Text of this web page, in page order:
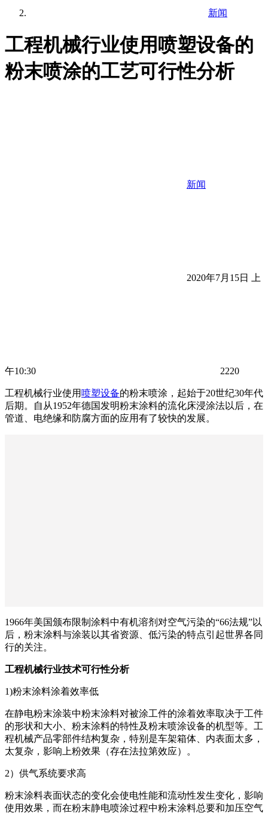
新闻
工程机械行业使用喷塑设备的
粉末喷涂的工艺可行性分析
新闻
2020年7月15日 上
午10:30 2220
工程机械行业使用 喷塑设备的粉末喷涂，起始于20世纪30年代
后期。自从1952年德国发明粉末涂料的流化床浸涂法以后，在
管道、电绝缘和防腐方面的应用有了较快的发展。
1966年美国颁布限制涂料中有机溶剂对空气污染的“66法规”以
后，粉末涂料与涂装以其省资源、低污染的特点引起世界各同
行的关注。
工程机械行业技术可行性分析
1)粉末涂料涂着效率低
在静电粉末涂装中粉末涂料对被涂工件的涂着效率取决于工件
的形状和大小、粉末涂料的特性及粉末喷涂设备的机型等。工
程机械产品零部件结构复杂，特别是车架箱体、内表面太多，
太复杂，影响上粉效果（存在法拉第效应）。
2）供气系统要求高
粉末涂料表面状态的变化会使电性能和流动性发生变化，影响
使用效果，而在粉末静电喷涂过程中粉末涂料总要和加压空气